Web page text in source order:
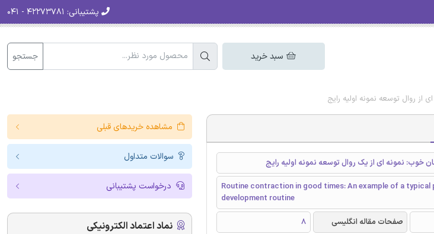
پشتیبانی:
سبد خرید جستجو
از روال توسعه نمونه اولیه رایج
خوب: نمونه ای از یک روال توسعه نمونه اولیه رایج
Routine contraction in good times: An example of a
development routine
صفحات مقاله انگلیسی
8
مشاهده خریدهای قبلی
سوالات متداول
درخواست پشتیبانی
نماد اعتماد الکترونیکی